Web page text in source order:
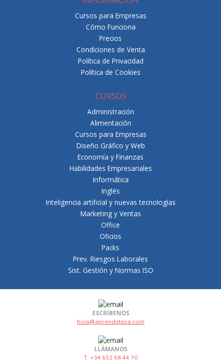
Cursos para Empresas
Cómo Funciona
Precios
Condiciones de Venta
Política de Privacidad
Política de Cookies
CURSOS
Administración
Alimentación
Cursos para Empresas
Diseño Gráfico y Web
Economía y Finanzas
Habilidades Empresariales
Informática
Inglés
Inteligencia artificial y nuevas tecnologías
Marketing y Ventas
Office
Oficios
Packs
Prev. Riesgos Laborales
Sist. Gestión y Normas ISO
ESCRÍBENOS
hola@aprendeteca.com
LLÁMANOS
T. +34 652 68 44 70